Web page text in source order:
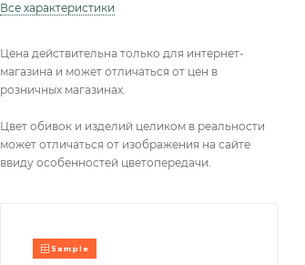
Все характеристики
Цена действительна только для интернет-
магазина и может отличаться от цен в
розничных магазинах.
Цвет обивок и изделий целиком в реальности
может отличаться от изображения на сайте
ввиду особенностей цветопередачи.